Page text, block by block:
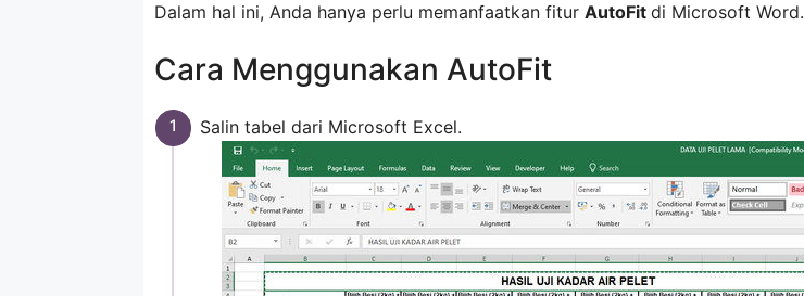
Dalam hal ini, Anda hanya perlu memanfaatkan fitur AutoFit di Microsoft Word.
Cara Menggunakan AutoFit
Salin tabel dari Microsoft Excel.